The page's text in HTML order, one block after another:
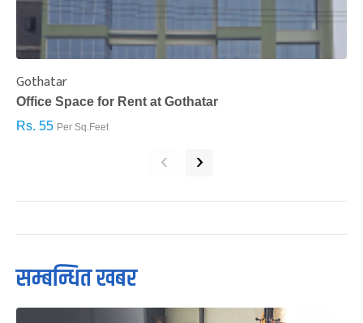
Gothatar
Office Space for Rent at Gothatar
Rs. 55 Per Sq.Feet
‹ ›
सम्बन्धित खबर